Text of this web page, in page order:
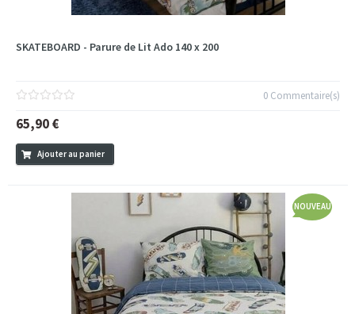
SKATEBOARD - Parure de Lit Ado 140 x 200
0 Commentaire(s)
65,90 €
Ajouter au panier
NOUVEAU